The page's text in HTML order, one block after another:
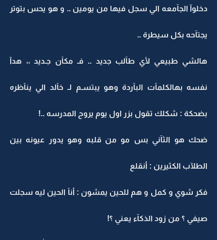
دخلوآ الجآمعه الي سجل فيها من يومين .. و هو يحس بتوتر
يجتآحه بكل سيطرة ..
هالشي طبيعي لأي طآلب جديد .. فـ مكآن جـديد ،، هدآ
نفسه بهالكلمآت البآردة وهو يبتسـم لـ خآلد الي ينآظره
بضحكة : شكلك تقول بزر اول يوم يروح المدرسه ..!
ضحك هو الثآني بس مو من قلبه وهو يدور عيونه بين
الطلآب الكثيرين : أنقلع
فكر شوي و كمل و هم للحين يمشون : أنآ الحين ليه سجلت
صيفي ؟ من زود الذكآء يعني ؟!